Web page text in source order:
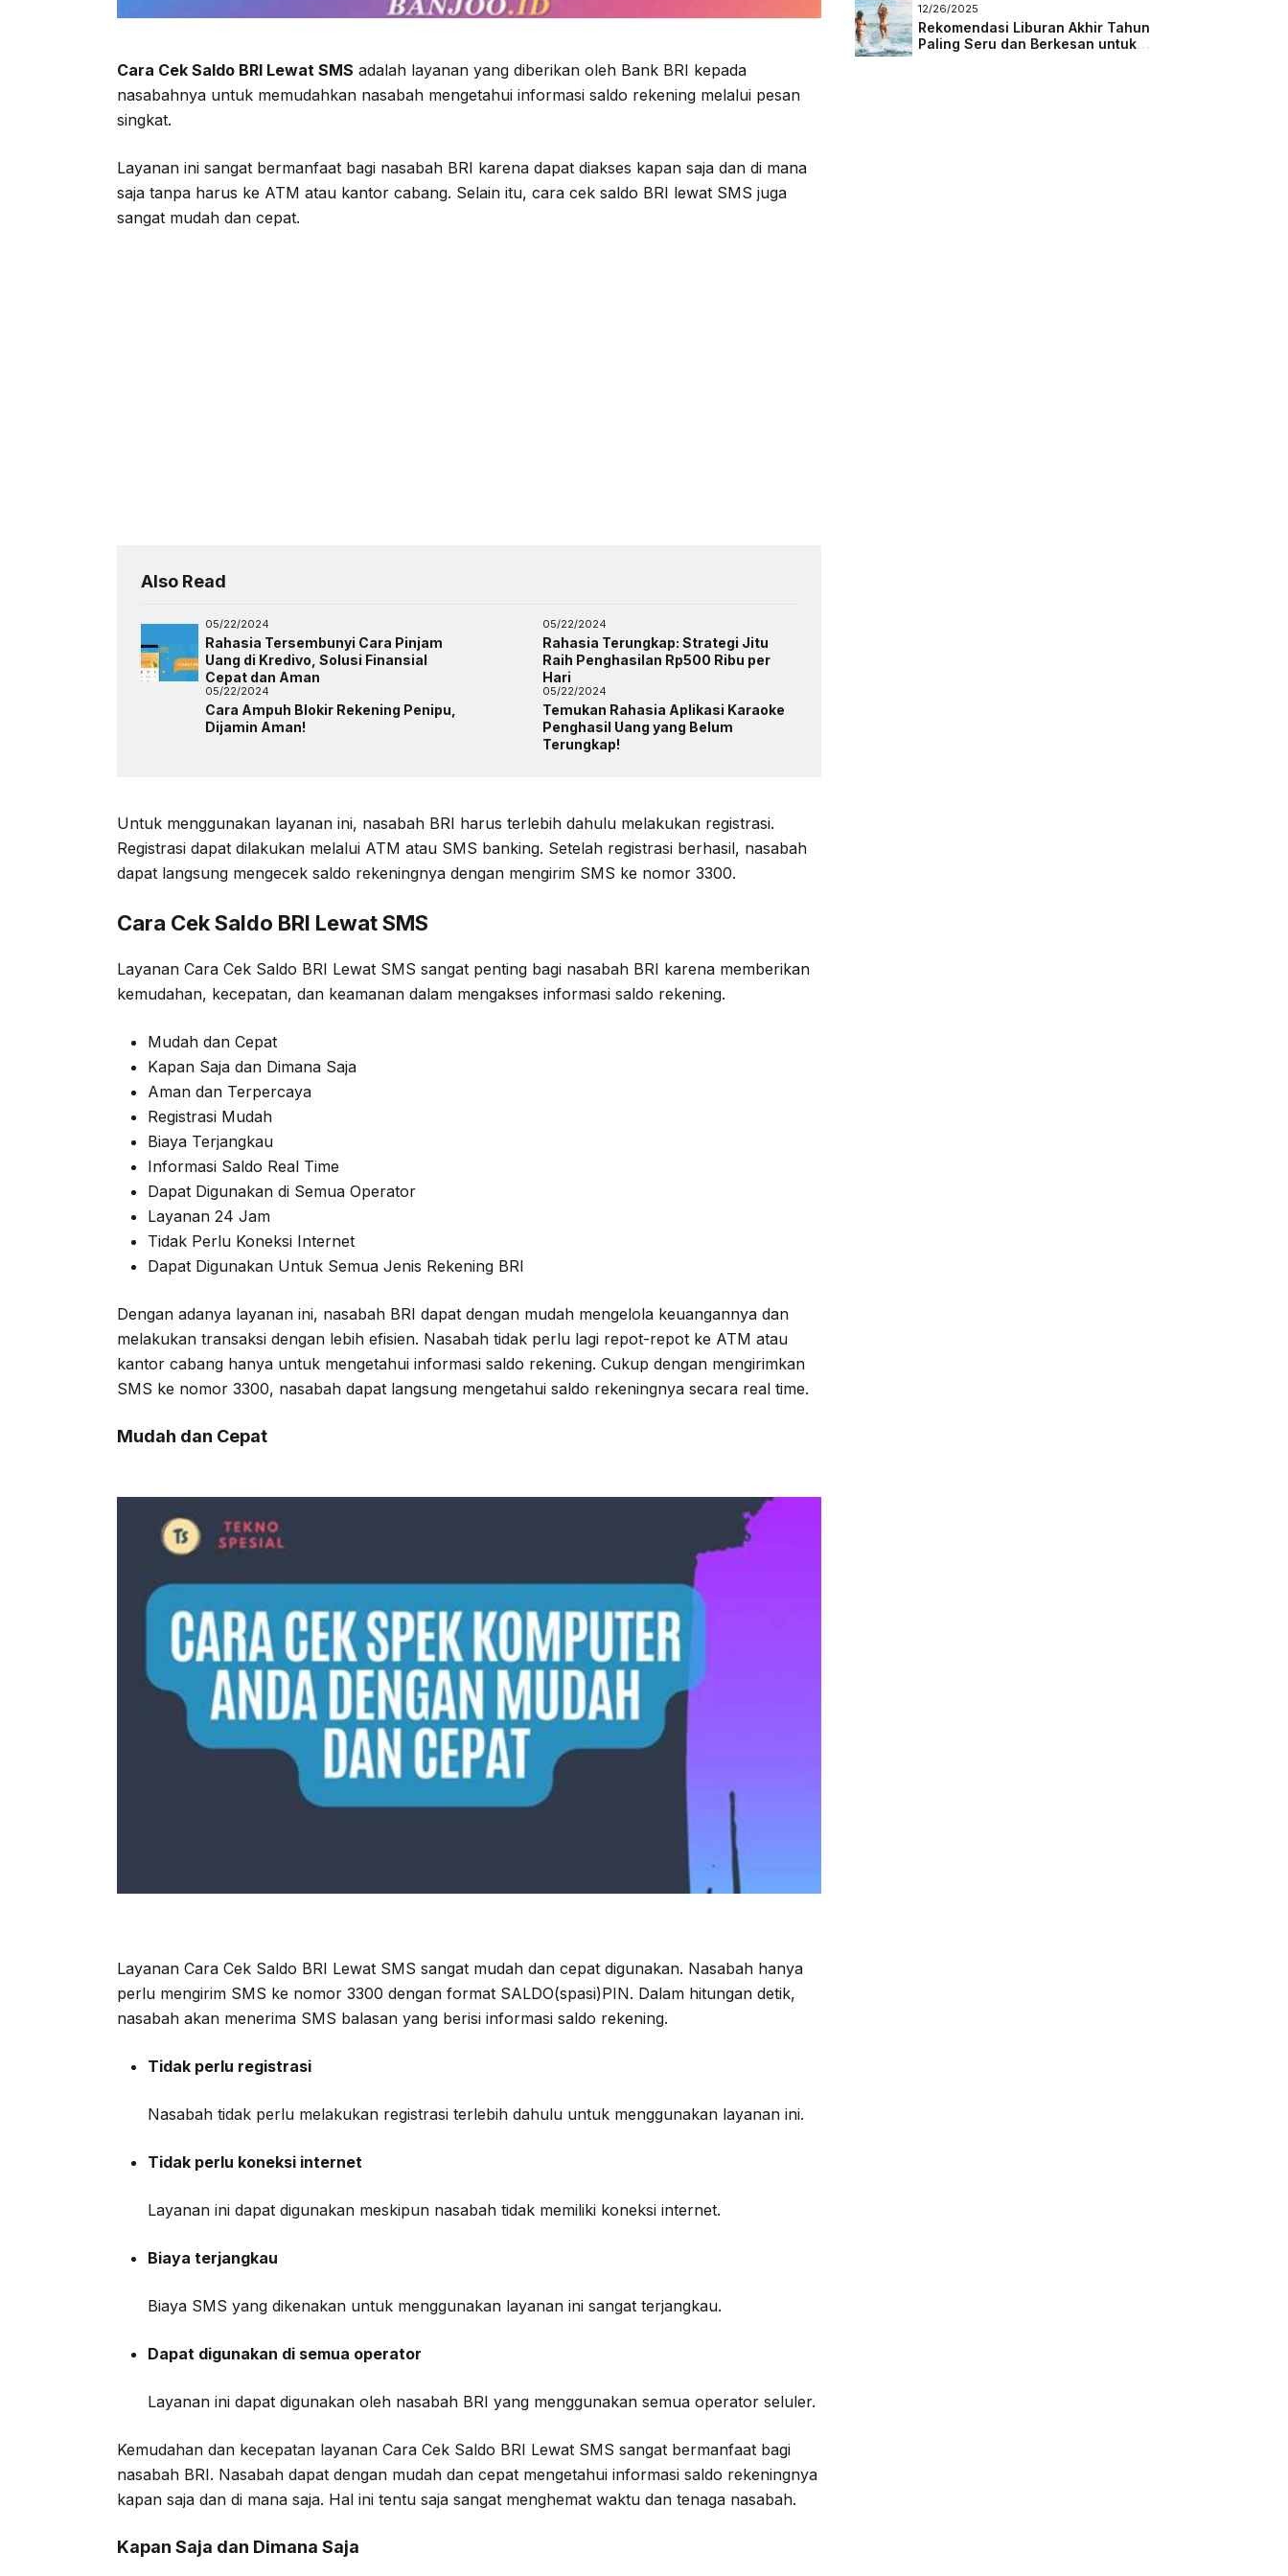
Cara Cek Saldo BRI Lewat SMS adalah layanan yang diberikan oleh Bank BRI kepada
nasabahnya untuk memudahkan nasabah mengetahui informasi saldo rekening melalui pesan
singkat.
Layanan ini sangat bermanfaat bagi nasabah BRI karena dapat diakses kapan saja dan di mana
saja tanpa harus ke ATM atau kantor cabang. Selain itu, cara cek saldo BRI lewat SMS juga
sangat mudah dan cepat.
Also Read
05/22/2024
Rahasia Tersembunyi Cara Pinjam
Uang di Kredivo, Solusi Finansial
Cepat dan Aman
05/22/2024
Rahasia Terungkap: Strategi Jitu
Raih Penghasilan Rp500 Ribu per
Hari
05/22/2024
Cara Ampuh Blokir Rekening Penipu,
Dijamin Aman!
05/22/2024
Temukan Rahasia Aplikasi Karaoke
Penghasil Uang yang Belum
Terungkap!
Untuk menggunakan layanan ini, nasabah BRI harus terlebih dahulu melakukan registrasi.
Registrasi dapat dilakukan melalui ATM atau SMS banking. Setelah registrasi berhasil, nasabah
dapat langsung mengecek saldo rekeningnya dengan mengirim SMS ke nomor 3300.
Cara Cek Saldo BRI Lewat SMS
Layanan Cara Cek Saldo BRI Lewat SMS sangat penting bagi nasabah BRI karena memberikan
kemudahan, kecepatan, dan keamanan dalam mengakses informasi saldo rekening.
Mudah dan Cepat
Kapan Saja dan Dimana Saja
Aman dan Terpercaya
Registrasi Mudah
Biaya Terjangkau
Informasi Saldo Real Time
Dapat Digunakan di Semua Operator
Layanan 24 Jam
Tidak Perlu Koneksi Internet
Dapat Digunakan Untuk Semua Jenis Rekening BRI
Dengan adanya layanan ini, nasabah BRI dapat dengan mudah mengelola keuangannya dan
melakukan transaksi dengan lebih efisien. Nasabah tidak perlu lagi repot-repot ke ATM atau
kantor cabang hanya untuk mengetahui informasi saldo rekening. Cukup dengan mengirimkan
SMS ke nomor 3300, nasabah dapat langsung mengetahui saldo rekeningnya secara real time.
Mudah dan Cepat
Layanan Cara Cek Saldo BRI Lewat SMS sangat mudah dan cepat digunakan. Nasabah hanya
perlu mengirim SMS ke nomor 3300 dengan format SALDO(spasi)PIN. Dalam hitungan detik,
nasabah akan menerima SMS balasan yang berisi informasi saldo rekening.
Tidak perlu registrasi
Nasabah tidak perlu melakukan registrasi terlebih dahulu untuk menggunakan layanan ini.
Tidak perlu koneksi internet
Layanan ini dapat digunakan meskipun nasabah tidak memiliki koneksi internet.
Biaya terjangkau
Biaya SMS yang dikenakan untuk menggunakan layanan ini sangat terjangkau.
Dapat digunakan di semua operator
Layanan ini dapat digunakan oleh nasabah BRI yang menggunakan semua operator seluler.
Kemudahan dan kecepatan layanan Cara Cek Saldo BRI Lewat SMS sangat bermanfaat bagi
nasabah BRI. Nasabah dapat dengan mudah dan cepat mengetahui informasi saldo rekeningnya
kapan saja dan di mana saja. Hal ini tentu saja sangat menghemat waktu dan tenaga nasabah.
Kapan Saja dan Dimana Saja
12/26/2025
Rekomendasi Liburan Akhir Tahun
Paling Seru dan Berkesan untuk